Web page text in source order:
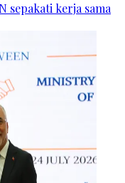
sepakati kerja sama